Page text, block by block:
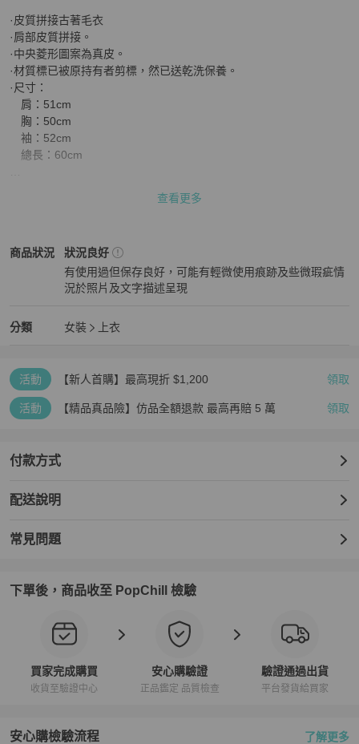
關於藏私·Collection_皮質拼接古著毛衣
·皮質拼接古著毛衣
·肩部皮質拼接。
·中央菱形圖案為真皮。
·材質標已被原持有者剪標，然已送乾洗保養。
·尺寸：
肩：51cm
胸：50cm
袖：52cm
總長：60cm
FB:https://www.facebook.com/Hidden.MyPrivate/
查看更多
商品狀況
女裝商品狀態與細節
狀況良好
有使用過但保存良好，可能有輕微使用痕跡及些微瑕疵情
況於照片及文字描述呈現
分類
女裝分類資訊女裝
上衣
活動 【新人首購】最高現折 $1,200 領取
活動 【精品真品險】仿品全額退款 最高再賠 5 萬 領取
付款方式
配送說明
常見問題
下單後，商品收至 PopChill 檢驗
買家完成購買
收貨至驗證中心
安心購驗證
正品鑑定 品質檢查
驗證通過出貨
平台發貨給買家
安心購檢驗流程 了解更多